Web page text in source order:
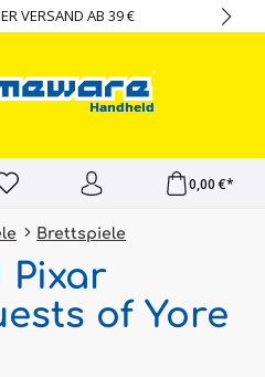
VERSAND AB 39 €
0,00 €*
Brettspiele
Pixar
of Yore